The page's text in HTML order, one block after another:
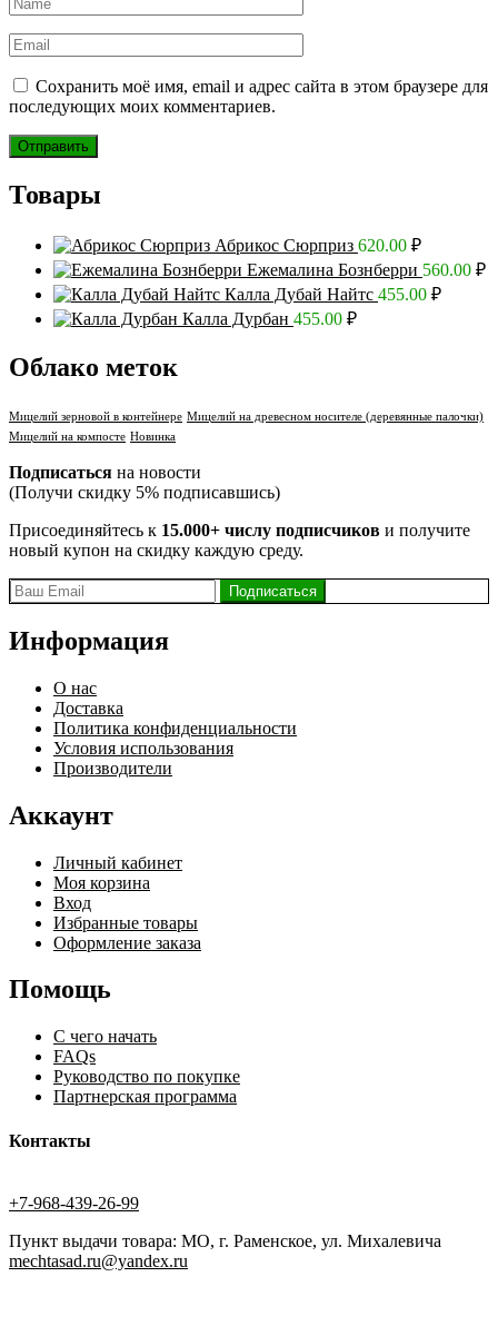
Сохранить моё имя, email и адрес сайта в этом браузере для
последующих моих комментариев.
Товары
Абрикос Сюрприз 620.00 ₽
Ежемалина Бознберри 560.00 ₽
Калла Дубай Найтс 455.00 ₽
Калла Дурбан 455.00 ₽
Облако меток
Мицелий зерновой в контейнере Мицелий на древесном носителе (деревянные палочки)
Мицелий на компосте Новинка
Подписаться на новости
(Получи скидку 5% подписавшись)
Присоединяйтесь к 15.000+ числу подписчиков и получите
новый купон на скидку каждую среду.
Информация
О нас
Доставка
Политика конфиденциальности
Условия использования
Производители
Аккаунт
Личный кабинет
Моя корзина
Вход
Избранные товары
Оформление заказа
Помощь
С чего начать
FAQs
Руководство по покупке
Партнерская программа
Контакты
+7-968-439-26-99
Пункт выдачи товара: МО, г. Раменское, ул. Михалевича
mechtasad.ru@yandex.ru